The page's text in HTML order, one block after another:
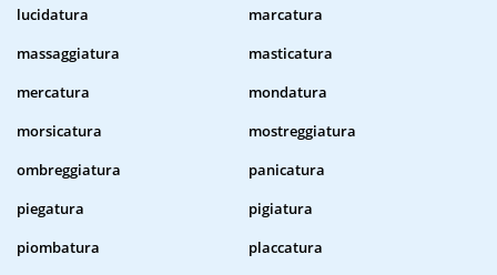
lucidatura
marcatura
massaggiatura
masticatura
mercatura
mondatura
morsicatura
mostreggiatura
ombreggiatura
panicatura
piegatura
pigiatura
piombatura
placcatura